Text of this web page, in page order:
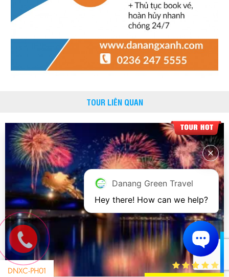
TOUR LIÊN QUAN
DNXC-PH01
Danang Green Travel
Hey there! How can we help?